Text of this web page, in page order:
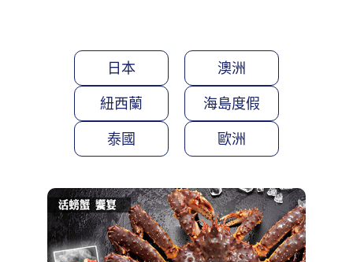
日本 澳洲
紐西蘭 海島度假
泰國 歐洲